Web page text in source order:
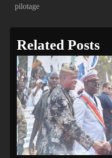
pilotage
Related Posts